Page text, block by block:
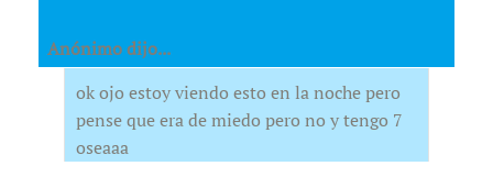
Anónimo dijo...
ok ojo estoy viendo esto en la noche pero
pense que era de miedo pero no y tengo 7
oseaaa